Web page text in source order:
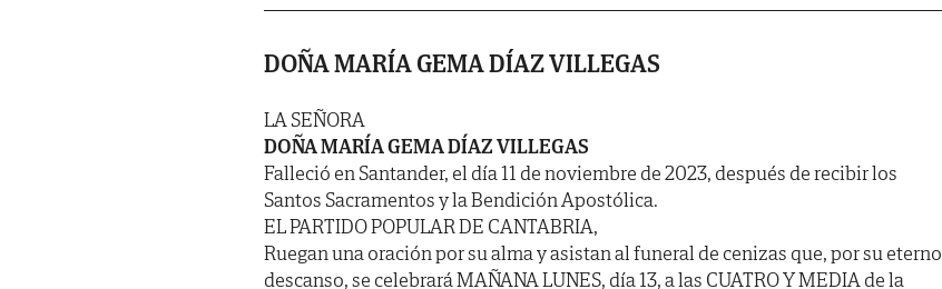
DOÑA MARÍA GEMA DÍAZ VILLEGAS
LA SEÑORA
DOÑA MARÍA GEMA DÍAZ VILLEGAS
Falleció en Santander, el día 11 de noviembre de 2023, después de recibir los
Santos Sacramentos y la Bendición Apostólica.
EL PARTIDO POPULAR DE CANTABRIA,
Ruegan una oración por su alma y asistan al funeral de cenizas que, por su eterno
descanso, se celebrará MAÑANA LUNES, día 13, a las CUATRO Y MEDIA de la